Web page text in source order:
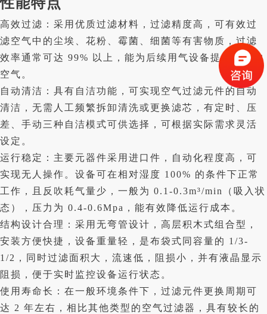
性能特点
高效过滤：采用优质过滤材料，过滤精度高，可有效过
滤空气中的尘埃、花粉、霉菌、细菌等有害物质，过滤
效率通常可达 99% 以上，能为后续用气设备提供清洁的
空气。
自动清洁：具有自洁功能，可实现空气过滤元件的自动
清洁，无需人工频繁拆卸清洗或更换滤芯，有定时、压
差、手动三种自洁模式可供选择，可根据实际需求灵活
设定。
运行稳定：主要元器件采用进口件，自动化程度高，可
实现无人操作。设备可在相对湿度 100% 的条件下正常
工作，且反吹耗气量少，一般为 0.1-0.3m³/min（吸入状
态），压力为 0.4-0.6Mpa，能有效降低运行成本。
结构设计合理：采用无弯管设计，高层积木式组合型，
安装方便快捷，设备重量轻，是布袋式同容量的 1/3-
1/2，同时过滤面积大，流速低，阻损小，并有液晶显示
阻损，便于实时监控设备运行状态。
使用寿命长：在一般环境条件下，过滤元件更换周期可
达 2 年左右，相比其他类型的空气过滤器，具有较长的